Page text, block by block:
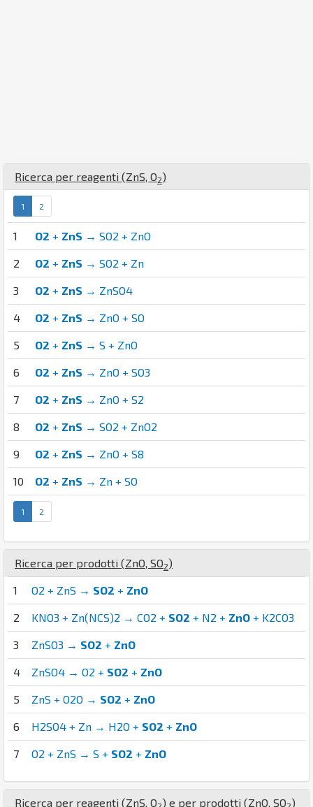
Ricerca per reagenti (ZnS O2)
1 2
1 O2 + ZnS → SO2 + ZnO
2 O2 + ZnS → SO2 + Zn
3 O2 + ZnS → ZnSO4
4 O2 + ZnS → ZnO + SO
5 O2 + ZnS → S + ZnO
6 O2 + ZnS → ZnO + SO3
7 O2 + ZnS → ZnO + S2
8 O2 + ZnS → SO2 + ZnO2
9 O2 + ZnS → ZnO + S8
10 O2 + ZnS → Zn + SO
1 2
Ricerca per prodotti (ZnO SO2)
1 O2 + ZnS → SO2 + ZnO
2 KNO3 + Zn(NCS)2 → CO2 + SO2 + N2 + ZnO + K2CO3
3 ZnSO3 → SO2 + ZnO
4 ZnSO4 → O2 + SO2 + ZnO
5 ZnS + O2O → SO2 + ZnO
6 H2SO4 + Zn → H2O + SO2 + ZnO
7 O2 + ZnS → S + SO2 + ZnO
Ricerca per reagenti (ZnS O ) e per prodotti (ZnO SO )